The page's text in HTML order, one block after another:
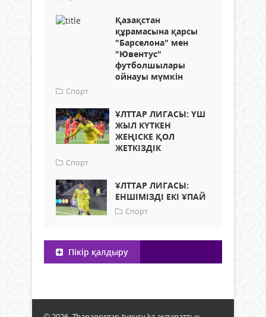
Қазақстан
құрамасына қарсы
"Барселона" мен
"Ювентус"
футболшылары
ойнауы мүмкін
Спорт
ҰЛТТАР ЛИГАСЫ: ҮШ
ЖЫЛ КҮТКЕН
ЖЕҢІСКЕ ҚОЛ
ЖЕТКІЗДІК
Спорт
ҰЛТТАР ЛИГАСЫ:
ЕНШІМІЗДІ ЕКІ ҰПАЙ
Спорт
Пікір қалдыру